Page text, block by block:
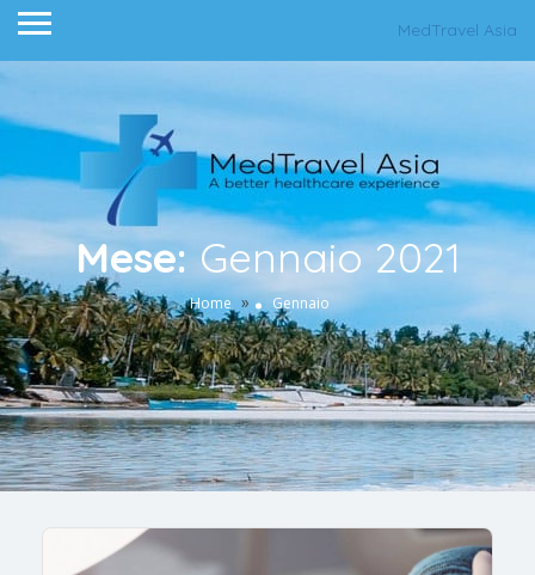
MedTravel Asia
Mese: Gennaio 2021
Home » Gennaio